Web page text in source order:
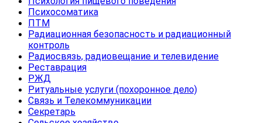
Психосоматика
ПТМ
Радиационная безопасность и радиационный
контроль
Радиосвязь, радиовещание и телевидение
Реставрация
РЖД
Ритуальные услуги (похоронное дело)
Связь и Телекоммуникации
Секретарь